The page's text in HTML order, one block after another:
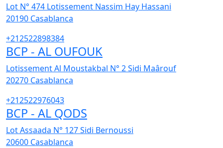
Lot N° 474 Lotissement Nassim Hay Hassani
20190 Casablanca
+212522898384
BCP - AL OUFOUK
Lotissement Al Moustakbal N° 2 Sidi Maârouf
20270 Casablanca
+212522976043
BCP - AL QODS
Lot Assaada N° 127 Sidi Bernoussi
20600 Casablanca